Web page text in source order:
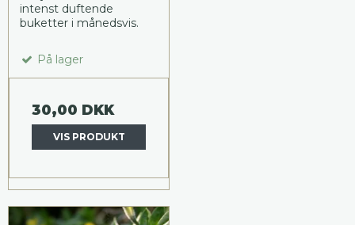
intenst duftende
buketter i månedsvis.
På lager
30,00 DKK
VIS PRODUKT